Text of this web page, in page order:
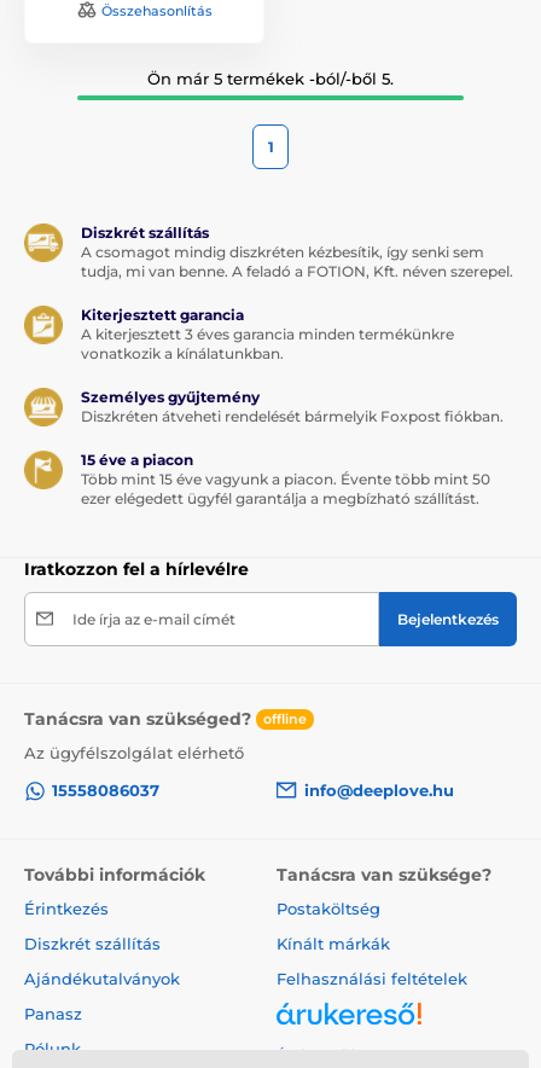
Összehasonlítás
Ön már 5 termékek -ból/-ből 5.
1
Diszkrét szállítás
A csomagot mindig diszkréten kézbesítik, így senki sem
tudja, mi van benne. A feladó a FOTION, Kft. néven szerepel.
Kiterjesztett garancia
A kiterjesztett 3 éves garancia minden termékünkre
vonatkozik a kínálatunkban.
Személyes gyűjtemény
Diszkréten átveheti rendelését bármelyik Foxpost fiókban.
15 éve a piacon
Több mint 15 éve vagyunk a piacon. Évente több mint 50
ezer elégedett ügyfél garantálja a megbízható szállítást.
Iratkozzon fel a hírlevélre
Ide írja az e-mail címét Bejelentkezés
Tanácsra van szükséged? offline
Az ügyfélszolgálat elérhető
15558086037
info@deeplove.hu
További információk
Érintkezés
Diszkrét szállítás
Ajándékutalványok
Panasz
Rólunk
Tanácsra van szüksége?
Postaköltség
Kínált márkák
Felhasználási feltételek
Árukereső.hu